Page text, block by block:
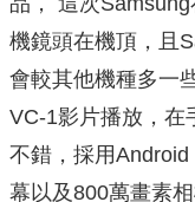
機鏡頭在機頂，且
會較其他機種多一
VC-1影片播放，在
不錯，採用
幕以及800萬畫素